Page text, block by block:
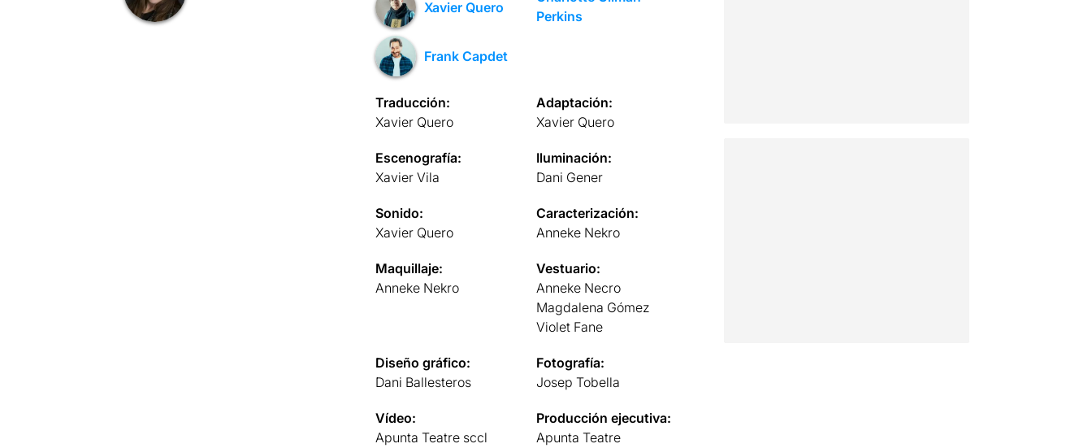
Xavier Quero
Frank Capdet
Perkins
Traducción:
Xavier Quero
Adaptación:
Xavier Quero
Escenografía:
Xavier Vila
Iluminación:
Dani Gener
Sonido:
Xavier Quero
Caracterización:
Anneke Nekro
Maquillaje:
Anneke Nekro
Vestuario:
Anneke Necro
Magdalena Gómez
Violet Fane
Diseño gráfico:
Dani Ballesteros
Fotografía:
Josep Tobella
Vídeo:
Apunta Teatre sccl
Producción ejecutiva:
Apunta Teatre